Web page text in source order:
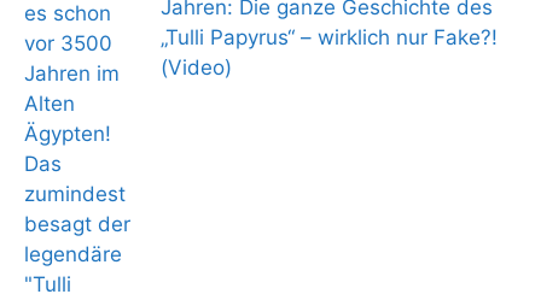
Jahren: Die ganze Geschichte des
„Tulli Papyrus“ – wirklich nur Fake?!
(Video)